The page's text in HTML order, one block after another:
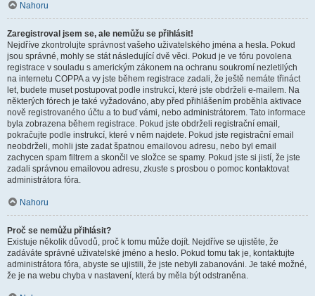
Nahoru
Zaregistroval jsem se, ale nemůžu se přihlásit!
Nejdříve zkontrolujte správnost vašeho uživatelského jména a hesla. Pokud
jsou správné, mohly se stát následující dvě věci. Pokud je ve fóru povolena
registrace v souladu s americkým zákonem na ochranu soukromí nezletilých
na internetu COPPA a vy jste během registrace zadali, že ještě nemáte třináct
let, budete muset postupovat podle instrukcí, které jste obdrželi e-mailem. Na
některých fórech je také vyžadováno, aby před přihlášením proběhla aktivace
nově registrovaného účtu a to buď vámi, nebo administrátorem. Tato informace
byla zobrazena během registrace. Pokud jste obdrželi registrační email,
pokračujte podle instrukcí, které v něm najdete. Pokud jste registrační email
neobdrželi, mohli jste zadat špatnou emailovou adresu, nebo byl email
zachycen spam filtrem a skončil ve složce se spamy. Pokud jste si jistí, že jste
zadali správnou emailovou adresu, zkuste s prosbou o pomoc kontaktovat
administrátora fóra.
Nahoru
Proč se nemůžu přihlásit?
Existuje několik důvodů, proč k tomu může dojít. Nejdříve se ujistěte, že
zadáváte správné uživatelské jméno a heslo. Pokud tomu tak je, kontaktujte
administrátora fóra, abyste se ujistili, že jste nebyli zabanováni. Je také možné,
že je na webu chyba v nastavení, která by měla být odstraněna.